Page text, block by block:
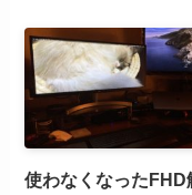
使わなくなったFHD